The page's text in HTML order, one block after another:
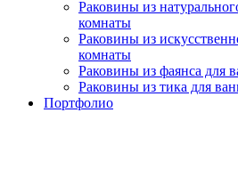
Раковины из
комнаты
Раковины из
комнаты
Раковины из фаянса для
Раковины из тика для
Портфолио